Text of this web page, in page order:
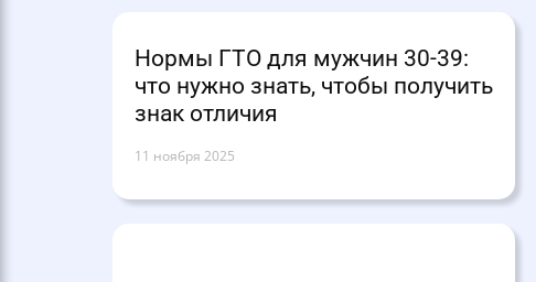
Нормы ГТО для мужчин 30-39:
что нужно знать, чтобы получить
знак отличия
11 ноября 2025